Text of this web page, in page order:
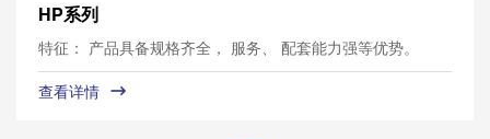
HP系列
特征： 产品具备规格齐全， 服务、 配套能力强等优势。
查看详情